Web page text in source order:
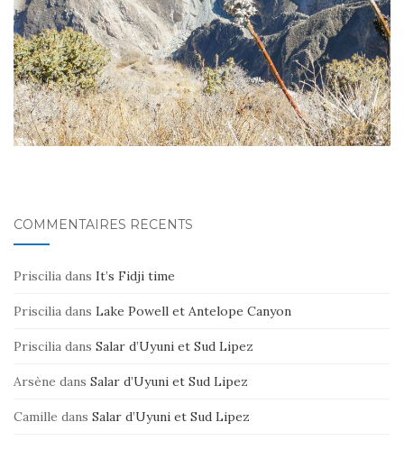
COMMENTAIRES RÉCENTS
Priscilia dans It’s Fidji time
Priscilia dans Lake Powell et Antelope Canyon
Priscilia dans Salar d’Uyuni et Sud Lipez
Arsène dans Salar d’Uyuni et Sud Lipez
Camille dans Salar d’Uyuni et Sud Lipez